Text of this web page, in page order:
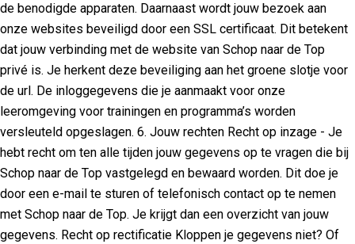
de benodigde apparaten. Daarnaast wordt jouw bezoek aan
onze websites beveiligd door een SSL certificaat. Dit betekent
dat jouw verbinding met de website van Schop naar de Top
privé is. Je herkent deze beveiliging aan het groene slotje voor
de url. De inloggegevens die je aanmaakt voor onze
leeromgeving voor trainingen en programma’s worden
versleuteld opgeslagen. 6. Jouw rechten Recht op inzage - Je
hebt recht om ten alle tijden jouw gegevens op te vragen die bij
Schop naar de Top vastgelegd en bewaard worden. Dit doe je
door een e-mail te sturen of telefonisch contact op te nemen
met Schop naar de Top. Je krijgt dan een overzicht van jouw
gegevens. Recht op rectificatie Kloppen je gegevens niet? Of